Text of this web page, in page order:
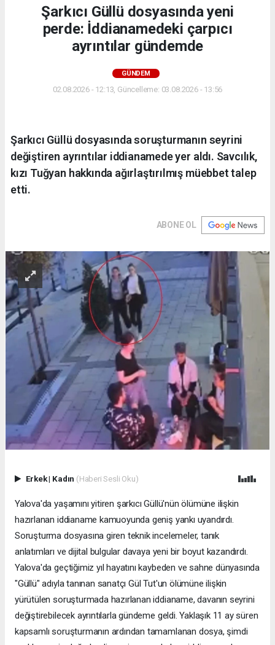
Şarkıcı Güllü dosyasında yeni
perde: İddianamedeki çarpıcı
ayrıntılar gündemde
GÜNDEM
02.08.2026 - 12:13, Güncelleme: 03.08.2026 - 13:56
Şarkıcı Güllü dosyasında soruşturmanın seyrini
değiştiren ayrıntılar iddianamede yer aldı. Savcılık,
kızı Tuğyan hakkında ağırlaştırılmış müebbet talep
etti.
ABONE OL
Erkek| Kadın (Haberi Sesli Oku)
Yalova'da yaşamını yitiren şarkıcı Güllü'nün ölümüne ilişkin
hazırlanan iddianame kamuoyunda geniş yankı uyandırdı.
Soruşturma dosyasına giren teknik incelemeler, tanık
anlatımları ve dijital bulgular davaya yeni bir boyut kazandırdı.
Yalova'da geçtiğimiz yıl hayatını kaybeden ve sahne dünyasında
"Güllü" adıyla tanınan sanatçı Gül Tut'un ölümüne ilişkin
yürütülen soruşturmada hazırlanan iddianame, davanın seyrini
değiştirebilecek ayrıntılarla gündeme geldi. Yaklaşık 11 ay süren
kapsamlı soruşturmanın ardından tamamlanan dosya, şimdi